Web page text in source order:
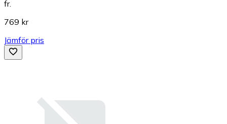
fr.
769 kr
Jämför pris